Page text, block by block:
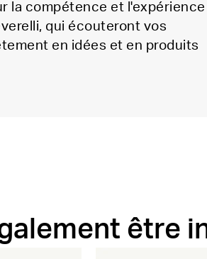
la compétence et l'expérience
qui écouteront vos
en idées et en produits
être